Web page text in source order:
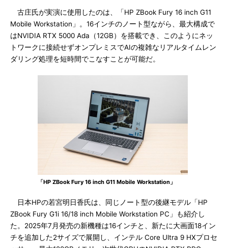
古庄氏が実演に使用したのは、「HP ZBook Fury 16 inch G11
Mobile Workstation」。16インチのノート型ながら、最大構成で
はNVIDIA RTX 5000 Ada（12GB）を搭載でき、このようにネッ
トワークに接続せずオンプレミスでAIの複雑なリアルタイムレン
ダリング処理を短時間でこなすことが可能だ。
「HP ZBook Fury 16 inch G11 Mobile Workstation」
日本HPの若宮明日香氏は、同じノート型の後継モデル「HP
ZBook Fury G1i 16/18 inch Mobile Workstation PC」も紹介し
た。2025年7月発売の新機種は16インチと、新たに大画面18イン
チを追加した2サイズで展開し、インテル Core Ultra 9 HXプロセ